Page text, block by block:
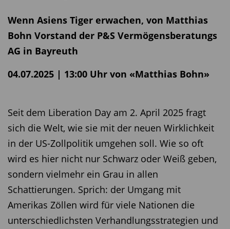
Wenn Asiens Tiger erwachen, von Matthias
Bohn Vorstand der P&S Vermögensberatungs
AG in Bayreuth
04.07.2025 | 13:00 Uhr von «Matthias Bohn»
Seit dem Liberation Day am 2. April 2025 fragt
sich die Welt, wie sie mit der neuen Wirklichkeit
in der US-Zollpolitik umgehen soll. Wie so oft
wird es hier nicht nur Schwarz oder Weiß geben,
sondern vielmehr ein Grau in allen
Schattierungen. Sprich: der Umgang mit
Amerikas Zöllen wird für viele Nationen die
unterschiedlichsten Verhandlungsstrategien und